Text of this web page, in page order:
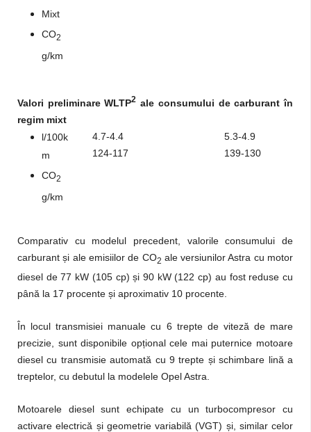
Mixt
CO2
g/km
Valori preliminare WLTP2 ale consumului de carburant în
regim mixt
l/100k
m
CO2
g/km
4.7-4.4
124-117
5.3-4.9
139-130
Comparativ cu modelul precedent, valorile consumului de
carburant și ale emisiilor de CO2 ale versiunilor Astra cu motor
diesel de 77 kW (105 cp) și 90 kW (122 cp) au fost reduse cu
până la 17 procente și aproximativ 10 procente.
În locul transmisiei manuale cu 6 trepte de viteză de mare
precizie, sunt disponibile opțional cele mai puternice motoare
diesel cu transmisie automată cu 9 trepte și schimbare lină a
treptelor, cu debutul la modelele Opel Astra.
Motoarele diesel sunt echipate cu un turbocompresor cu
activare electrică și geometrie variabilă (VGT) și, similar celor